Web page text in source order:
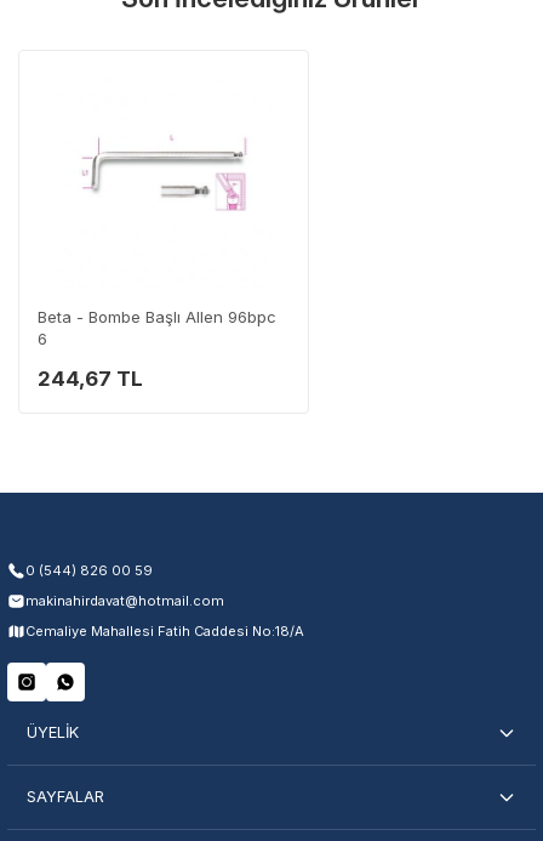
Üretici Garantisi
Orijinal garanti belgeli ürünler
Yaygın Servis Ağı
Garanti Kapsamı
Servisi Nasıl Bulurum?
Beta - Bombe Başlı Allen 96bpc
6
244,67 TL
0 (544) 826 00 59
makinahirdavat@hotmail.com
Cemaliye Mahallesi Fatih Caddesi No:18/A
ÜYELİK
SAYFALAR